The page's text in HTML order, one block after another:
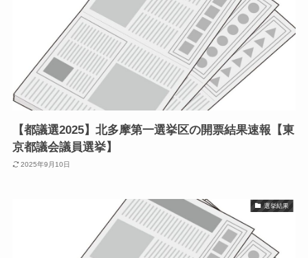
【都議選2025】北多摩第一選挙区の開票結果速報【東
京都議会議員選挙】
2025年9月10日
選挙結果